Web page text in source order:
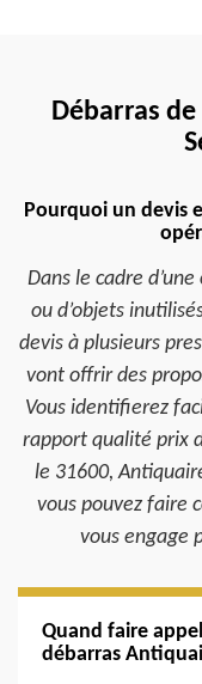
Débarras
Pourquoi un devis
Dans le cadre
ou d’objets
devis à plusieurs
vont offrir des
Vous identifierez
rapport qualité prix
le 31600,
vous pouvez faire
vous engage
Quand faire
débarras